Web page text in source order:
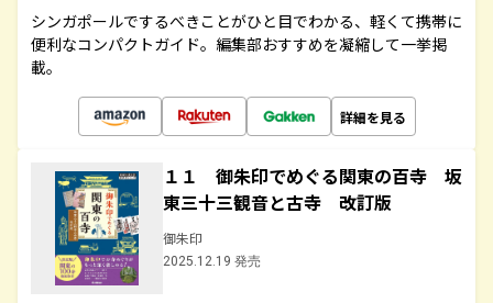
シンガポールでするべきことがひと目でわかる、軽くて携帯に
便利なコンパクトガイド。編集部おすすめを凝縮して一挙掲
載。
詳細を見る
１１ 御朱印でめぐる関東の百寺 坂
東三十三観音と古寺 改訂版
御朱印
2025.12.19 発売